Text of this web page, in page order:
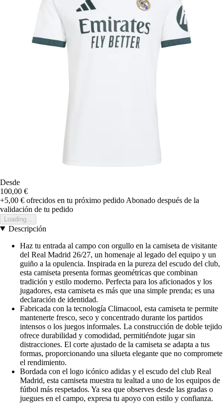
Desde
100,00 €
+5,00 € ofrecidos en tu próximo pedido Abonado después de la
validación de tu pedido
Loading...
Descripción
Haz tu entrada al campo con orgullo en la camiseta de visitante
del Real Madrid 26/27, un homenaje al legado del equipo y un
guiño a la opulencia. Inspirada en la pureza del escudo del club,
esta camiseta presenta formas geométricas que combinan
tradición y estilo moderno. Perfecta para los aficionados y los
jugadores, esta camiseta es más que una simple prenda; es una
declaración de identidad.
Fabricada con la tecnología Climacool, esta camiseta te permite
mantenerte fresco, seco y concentrado durante los partidos
intensos o los juegos informales. La construcción de doble tejido
ofrece durabilidad y comodidad, permitiéndote jugar sin
distracciones. El corte ajustado de la camiseta se adapta a tus
formas, proporcionando una silueta elegante que no compromete
el rendimiento.
Bordada con el logo icónico adidas y el escudo del club Real
Madrid, esta camiseta muestra tu lealtad a uno de los equipos de
fútbol más respetados. Ya sea que observes desde las gradas o
juegues en el campo, expresa tu apoyo con estilo y confianza.